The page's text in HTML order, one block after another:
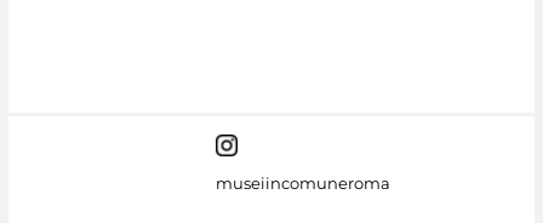
museiincomuneroma